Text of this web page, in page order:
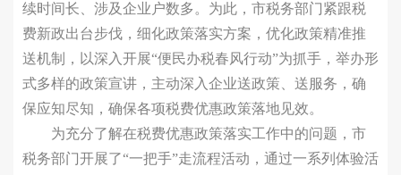
续时间长、涉及企业户数多。为此，市税务部门紧跟税
费新政出台步伐，细化政策落实方案，优化政策精准推
送机制，以深入开展“便民办税春风行动”为抓手，举办形
式多样的政策宣讲，主动深入企业送政策、送服务，确
保应知尽知，确保各项税费优惠政策落地见效。
为充分了解在税费优惠政策落实工作中的问题，市
税务部门开展了“一把手”走流程活动，通过一系列体验活